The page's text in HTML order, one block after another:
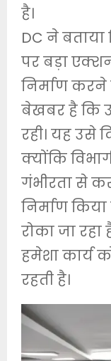
है।
DC ने
पर बड़ा
निर्माण करने
बेखबर है कि
रही। यह उसे
क्योंकि
गंभीरता से
निर्माण
रोका जा रहा
हमेशा कार्य
रहती है।